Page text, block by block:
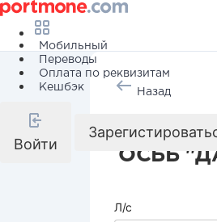
Мобильный
Переводы
Оплата по реквизитам
Кешбэк
Войти
Назад
ОСББ
Л/с